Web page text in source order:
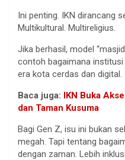
Ini penting. IKN dirancang
Multikultural. Multireligius.
Jika berhasil, model
contoh bagaimana
era kota cerdas dan digital.
Baca juga: IKN Buka
dan Taman Kusuma
Bagi Gen Z, isu ini bukan
megah. Tapi tentang
dengan zaman. Lebih